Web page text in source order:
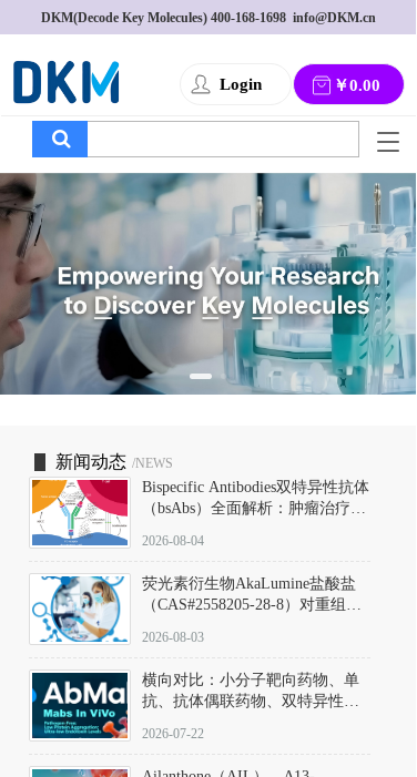
DKM(Decode Key Molecules) 400-168-1698
  info@DKM.cn
Login ￥0.00
T
g
l
e
n
a
v
i
g
a
新闻动态 /NEWS
Bispecific Antibodies双特异性抗体
（bsAbs）全面解析：肿瘤治疗的
2026-08-04
荧光素衍生物AkaLumine盐酸盐
（CAS#2558205-28-8）对重组萤
数（Km）为2.06 μM；其近红外
发光特性赋予优异的组织穿透能
力，大幅增强成像信噪比，从而
实现活体动物模型中极低给药剂
量下的高灵敏度、非侵入式生物
2026-08-03
横向对比：小分子靶向药物、单
抗、抗体偶联药物、双特异性抗
及应用瓶颈
2026-07-22